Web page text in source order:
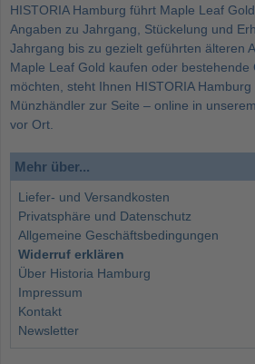
HISTORIA Hamburg führt Maple Leaf
Angaben zu Jahrgang, Stückelung und
Jahrgang bis zu gezielt geführten älteren
Maple Leaf Gold kaufen oder bestehende
möchten, steht Ihnen HISTORIA
Münzhändler zur Seite – online in
vor Ort.
Mehr über...
Liefer- und Versandkosten
Privatsphäre und Datenschutz
Allgemeine Geschäftsbedingungen
Widerruf erklären
Über Historia Hamburg
Impressum
Kontakt
Newsletter